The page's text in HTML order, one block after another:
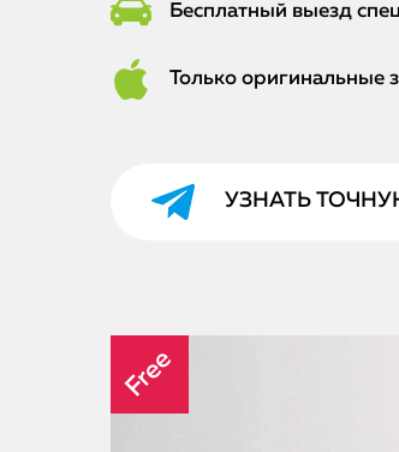
Бесплатный выезд
Только оригинальные
УЗНАТЬ
Free